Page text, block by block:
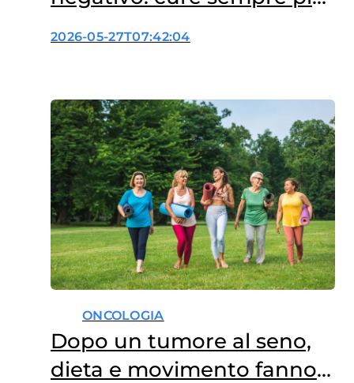
su misura
2026-05-27T07:42:04
ONCOLOGIA
Dopo un tumore al seno,
dieta e movimento fanno